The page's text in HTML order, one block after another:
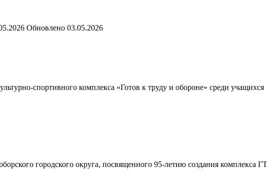
Обновлено 03.05.2026
спортивного комплекса «Готов к труду и обороне» среди учащихся
городского округа, посвященного 95-летию создания